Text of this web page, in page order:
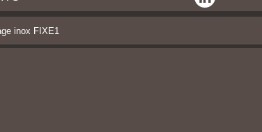
inox FIXE1